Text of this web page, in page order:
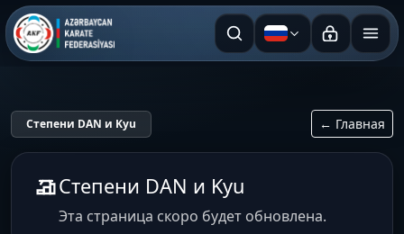
Русский
Степени DAN и Kyu ← Главная
Степени DAN и Kyu
Эта страница скоро будет обновлена.